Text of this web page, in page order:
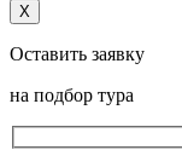
X
Оставить заявку
на подбор тура